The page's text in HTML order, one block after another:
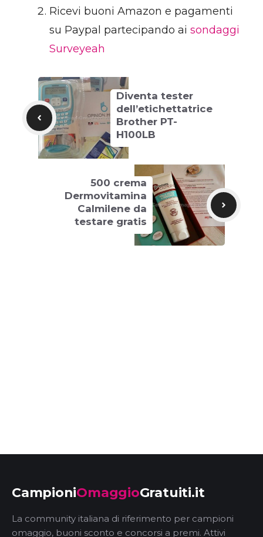
Ricevi buoni Amazon e pagamenti
su Paypal partecipando ai sondaggi
Surveyeah
Diventa tester
dell’etichettatrice
Brother PT-
H100LB
500 crema
Dermovitamina
Calmilene da
testare gratis
CampioniOmaggioGratuiti.it
La community italiana di riferimento per campioni
omaggio, buoni sconto e concorsi a premi. Attivi